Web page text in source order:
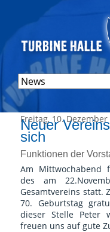
Neuer
sich
Freitag, 10. Dezember
Funktionen der
Am Mittwochabend
des am
Gesamtvereins statt.
70. Geburtstag
dieser Stelle Peter
freuen uns auf gute